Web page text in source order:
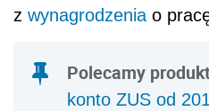
z wynagrodzenia o
Polecamy
konto ZUS od